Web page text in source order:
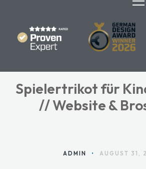
HOME
ANGEBOTE
BLOG
Spielertrikot für
// Website &
ADMIN • AUGUST 31,